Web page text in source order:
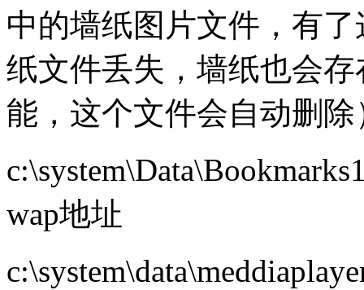
中的墙纸图片文件，有
纸文件丢失，墙纸也会
能，这个文件会自动删除
wap地址